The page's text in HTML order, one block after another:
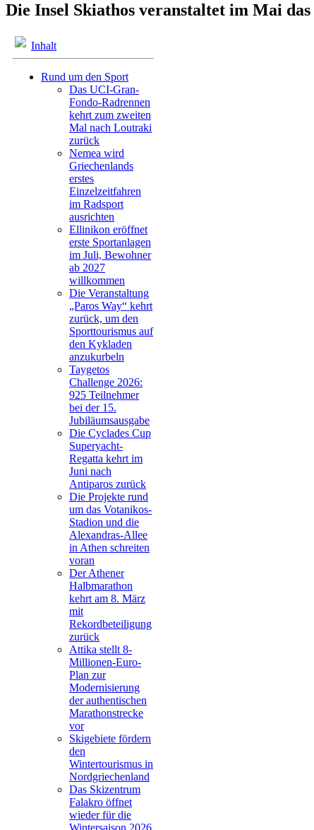
Die Insel Skiathos veranstaltet im Mai
Inhalt
Rund um den Sport
Das UCI-Gran-
Fondo-Radrennen
kehrt zum zweiten
Mal nach Loutraki
zurück
Nemea wird
Griechenlands
erstes
Einzelzeitfahren
im Radsport
ausrichten
Ellinikon eröffnet
erste Sportanlagen
im Juli, Bewohner
ab 2027
willkommen
Die Veranstaltung
„Paros Way“ kehrt
zurück, um den
Sporttourismus auf
den Kykladen
anzukurbeln
Taygetos
Challenge 2026:
925 Teilnehmer
bei der 15.
Jubiläumsausgabe
Die Cyclades Cup
Superyacht-
Regatta kehrt im
Juni nach
Antiparos zurück
Die Projekte rund
um das Votanikos-
Stadion und die
Alexandras-Allee
in Athen schreiten
voran
Der Athener
Halbmarathon
kehrt am 8. März
mit
Rekordbeteiligung
zurück
Attika stellt 8-
Millionen-Euro-
Plan zur
Modernisierung
der authentischen
Marathonstrecke
vor
Skigebiete fördern
den
Wintertourismus in
Nordgriechenland
Das Skizentrum
Falakro öffnet
wieder für die
Wintersaison 2026